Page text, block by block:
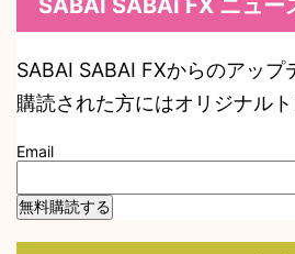
SABAI SABAI FXからのアッ
購読された方にはオリジナル
Email